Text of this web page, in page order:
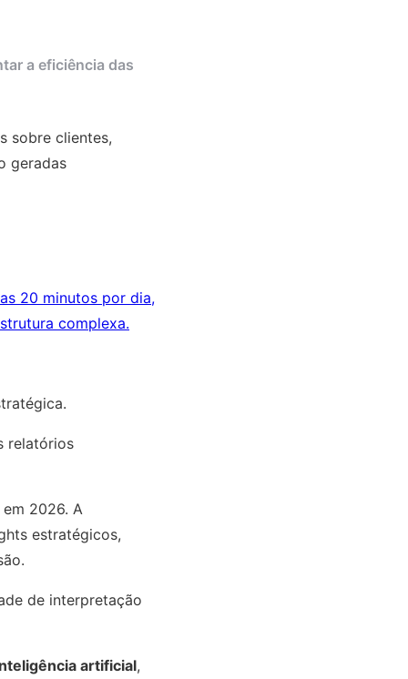
a eficiência das
sobre clientes,
geradas
20 minutos por dia,
complexa.
relatórios
2026. A
estratégicos,
de interpretação
artificial,